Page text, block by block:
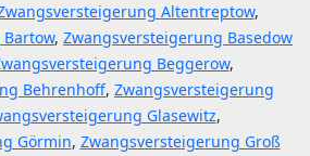
Altentreptow,
, Zwangsversteigerung Basedow
Beggerow,
Behrenhoff, Zwangsversteigerung
Glasewitz,
Görmin, Zwangsversteigerung Groß